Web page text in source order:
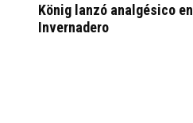
König lanzó analgésico en
Invernadero